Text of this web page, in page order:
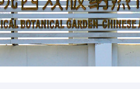
联系我们